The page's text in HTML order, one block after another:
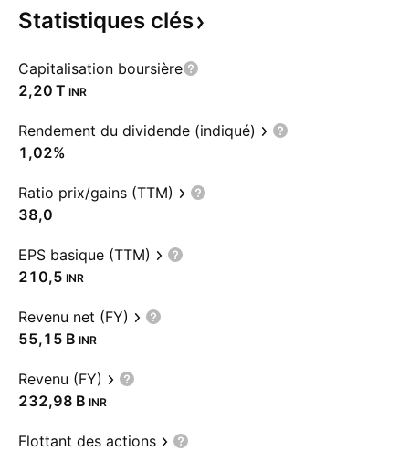
Statistiques clés
Capitalisation boursière
‪2,20 T‬ INR
Rendement du dividende (indiqué)
1,02%
Ratio prix/gains (TTM)
38,0
EPS basique (TTM)
210,5 INR
Revenu net (FY)
‪55,15 B‬ INR
Revenu (FY)
‪232,98 B‬ INR
Flottant des actions